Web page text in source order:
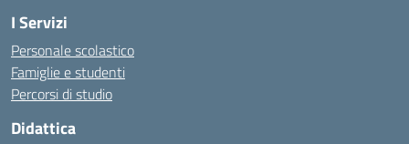
I Servizi
Personale scolastico
Famiglie e studenti
Percorsi di studio
Didattica